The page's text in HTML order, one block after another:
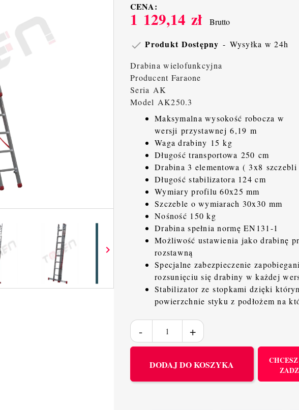

CENA:
1 129,14 zł Brutto
 Produkt Dostępny Wysyłka w 24h
Drabina wielofunkcyjna
Producent Faraone
Seria AK
Model AK250.3
Maksymalna wysokość robocza w
wersji przystawnej 6,19 m
Waga drabiny 15 kg
Długość transportowa 250 cm
Drabina 3 elementowa ( 3x8 szczebli
Długość stabilizatora 124 cm
Wymiary profilu 60x25 mm
Szczeble o wymiarach 30x30 mm
Nośność 150 kg
Drabina spełnia normę EN131-1
Możliwość ustawienia jako drabinę
rozstawną
Specjalne zabezpieczenie
rozsunięciu się drabiny w każdej
Stabilizator ze stopkami dzięki
powierzchnie styku z podłożem na
DODAJ DO KOSZYKA